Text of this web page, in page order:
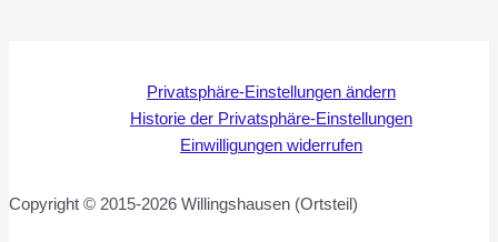
Privatsphäre-Einstellungen ändern
Historie der Privatsphäre-Einstellungen
Einwilligungen widerrufen
Copyright © 2015-2026 Willingshausen (Ortsteil)